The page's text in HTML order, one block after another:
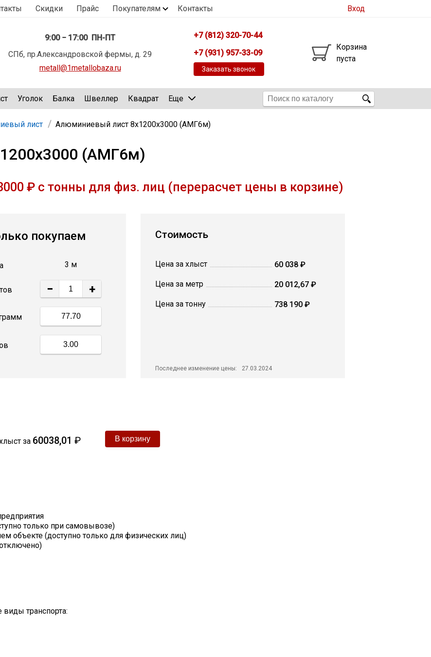
Скидки Прайс Покупателям Контакты Вход
9:00 − 17:00 ПН-ПТ
СПб, пр.Александровской фермы, д. 29
metall@1metallobaza.ru
+7 (812) 320-70-44
+7 (931) 957-33-09
Заказать звонок
Корзина
пуста
Уголок Балка Швеллер Квадрат Еще
лист Алюминиевый лист 8х1200х3000 (АМГ6м)
(АМГ6м)
₽ с тонны для физ. лиц (перерасчет цены в корзине)
покупаем
3 м
− +
Стоимость
Цена за хлыст 60 038 ₽
Цена за метр 20 012,67 ₽
Цена за тонну 738 190 ₽
Последнее изменение цены: 27.03.2024
за 60038,01 ₽
только при самовывозе)
объекте (доступно только для физических лиц)
транспорта: